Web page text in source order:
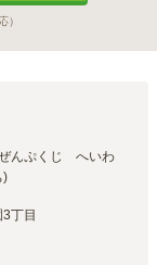
）
んぷくじ　へいわ
)
丁目